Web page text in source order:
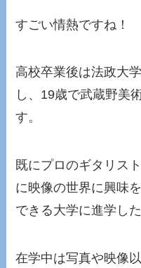
すごい情熱ですね！
高校卒業後は法政大
し、19歳で武蔵野美
す。
既にプロのギタリス
に映像の世界に興味
できる大学に進学した
在学中は写真や映像